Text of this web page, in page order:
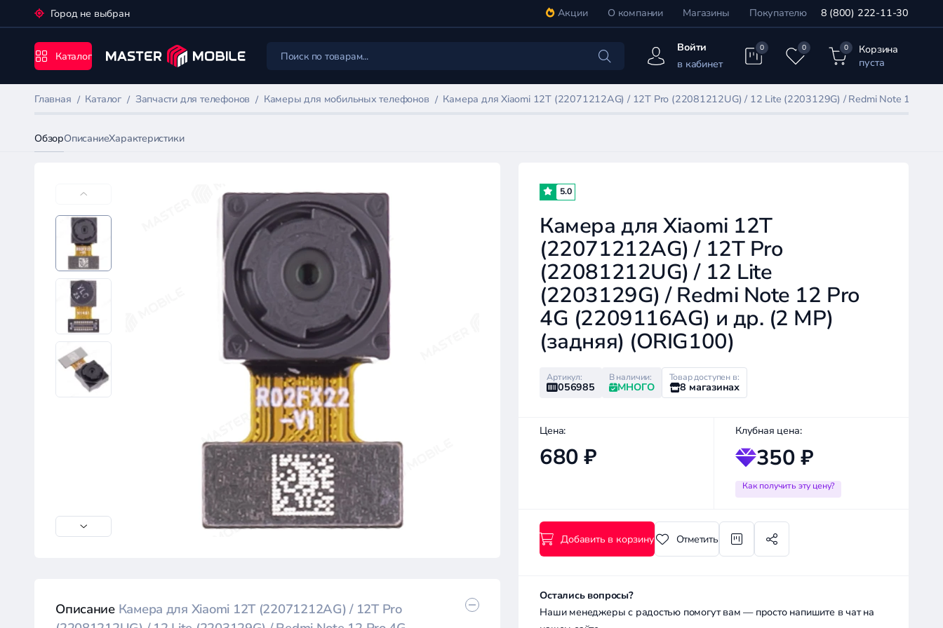
Город не выбран Акции О компании Магазины Покупателю 8 (800) 222-11-30
Каталог
Войти
в кабинет
0 0 0
Корзина
пуста
Главная Каталог Запчасти для телефонов Камеры для мобильных телефонов Камера для Xiaomi 12T (22071212AG) / 12T Pro (22081212UG) / 12 Lite (2203129G) / Redmi Note 12 Pro
ОбзорОписаниеХарактеристики
Описание Камера для Xiaomi 12T (22071212AG) / 12T Pro
5.0
Камера для Xiaomi 12T
(22071212AG) / 12T Pro
(22081212UG) / 12 Lite
(2203129G) / Redmi Note 12 Pro
4G (2209116AG) и др. (2 MP)
(задняя) (ORIG100)
Артикул:
056985
В наличии:
МНОГО
Товар доступен в:
8 магазинах
Цена:
680 ₽
Клубная цена:
350 ₽
Как получить эту цену?
Добавить в корзину Отметить
Остались вопросы?
Наши менеджеры с радостью помогут вам — просто напишите в чат на